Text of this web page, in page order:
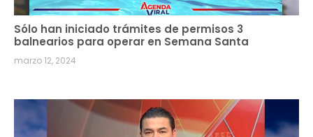
Sólo han iniciado trámites de permisos 3
balnearios para operar en Semana Santa
marzo 12, 2024